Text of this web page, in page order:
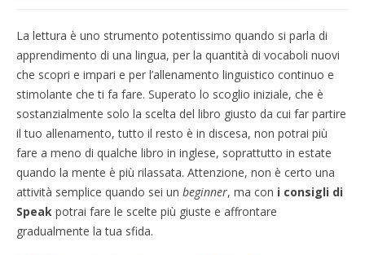
La lettura è uno strumento potentissimo quando si parla di
apprendimento di una lingua, per la quantità di vocaboli nuovi
che scopri e impari e per l’allenamento linguistico continuo e
stimolante che ti fa fare. Superato lo scoglio iniziale, che è
sostanzialmente solo la scelta del libro giusto da cui far partire
il tuo allenamento, tutto il resto è in discesa, non potrai più
fare a meno di qualche libro in inglese, soprattutto in estate
quando la mente è più rilassata. Attenzione, non è certo una
attività semplice quando sei un beginner, ma con i consigli di
Speak potrai fare le scelte più giuste e affrontare
gradualmente la tua sfida.